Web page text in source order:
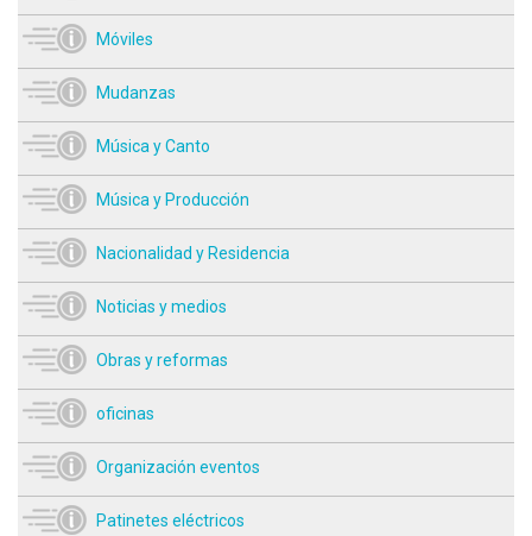
Móviles
Mudanzas
Música y Canto
Música y Producción
Nacionalidad y Residencia
Noticias y medios
Obras y reformas
oficinas
Organización eventos
Patinetes eléctricos